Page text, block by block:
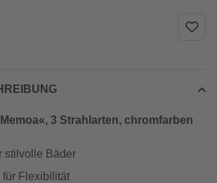
3 Strahlarten, chromfarben
stilvolle Bäder
für Flexibilität